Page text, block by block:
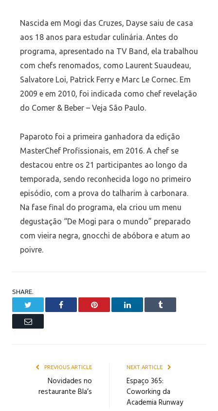
Nascida em Mogi das Cruzes, Dayse saiu de casa
aos 18 anos para estudar culinária. Antes do
programa, apresentado na TV Band, ela trabalhou
com chefs renomados, como Laurent Suaudeau,
Salvatore Loi, Patrick Ferry e Marc Le Cornec. Em
2009 e em 2010, foi indicada como chef revelação
do Comer & Beber – Veja São Paulo.
Paparoto foi a primeira ganhadora da edição
MasterChef Profissionais, em 2016. A chef se
destacou entre os 21 participantes ao longo da
temporada, sendo reconhecida logo no primeiro
episódio, com a prova do talharim à carbonara.
Na fase final do programa, ela criou um menu
degustação “De Mogi para o mundo” preparado
com vieira negra, gnocchi de abóbora e atum ao
poivre.
SHARE.
Facebook Pinterest LinkedIn Tumblr
Email
PREVIOUS ARTICLE
Novidades no
restaurante Bla’s
NEXT ARTICLE
Espaço 365:
Coworking da
Academia Runway